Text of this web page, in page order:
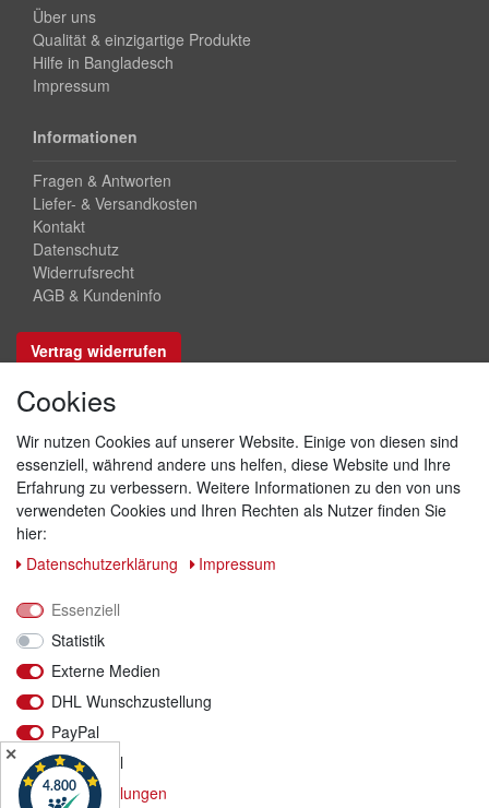
Über uns
Qualität & einzigartige Produkte
Hilfe in Bangladesch
Impressum
Informationen
Fragen & Antworten
Liefer- & Versandkosten
Kontakt
Datenschutz
Widerrufsrecht
AGB & Kundeninfo
Vertrag widerrufen
Sicher bezahlen
Versand & Retoure
Wir versenden mit DHL
✕
Cookies
Wir nutzen Cookies auf unserer Website. Einige von diesen sind
essenziell, während andere uns helfen, diese Website und Ihre
Erfahrung zu verbessern. Weitere Informationen zu den von uns
verwendeten Cookies und Ihren Rechten als Nutzer finden Sie
hier:
Daten­schutz­erklärung
Impressum
Essenziell
Statistik
Externe Medien
DHL Wunschzustellung
PayPal
Funktional
Weitere Einstellungen